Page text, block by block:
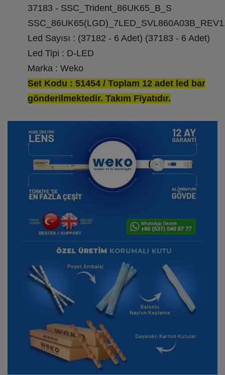
37183 - SSC_Trident_86UK65_B_S
Led Sayısı : (37182 - 6 Adet) (37183 - 6 Adet)
Led Tipi : D-LED
Marka : Weko
Set Kodu : 51454 / Toplam 12 adet led bar
gönderilmektedir. Takım Fiyatıdır.